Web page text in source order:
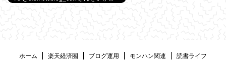
ホーム 楽天経済圏 ブログ運用 モンハン関連 読書ライフ